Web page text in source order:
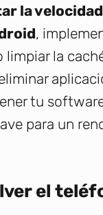
la
,
limpiar la
tu
para un
el